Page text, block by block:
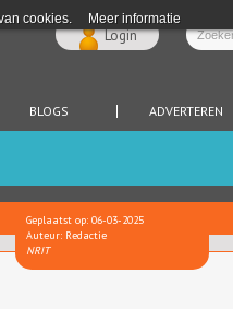
cookies. Meer informatie
Login
BLOGS ADVERTEREN
Geplaatst op: 06-03-2025
Auteur: Redactie
NRIT